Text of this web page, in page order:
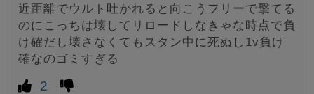
近距離でウルト吐かれると向こうフリーで撃てる
のにこっちは壊してリロードしなきゃな時点で負
け確だし壊さなくてもスタン中に死ぬし1v負け
確なのゴミすぎる
2